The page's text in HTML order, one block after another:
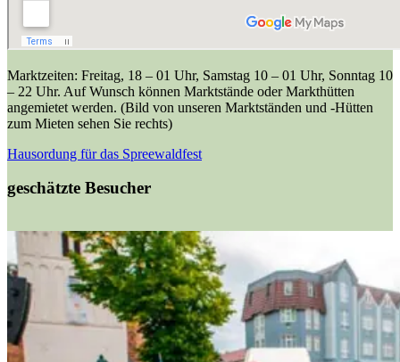
Marktzeiten: Freitag, 18 – 01 Uhr, Samstag 10 – 01 Uhr, Sonntag 10
– 22 Uhr. Auf Wunsch können Marktstände oder Markthütten
angemietet werden. (Bild von unseren Marktständen und -Hütten
zum Mieten sehen Sie rechts)
Hausordung für das Spreewaldfest
geschätzte Besucher